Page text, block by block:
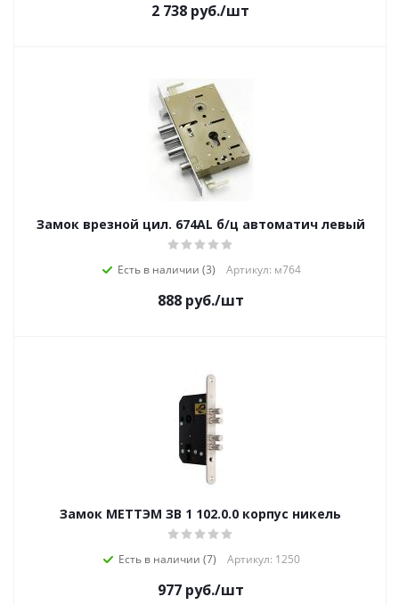
2 738 руб./шт
Замок врезной цил. 674AL б/ц автоматич левый
Есть в наличии (3) Артикул: м764
888руб./шт
Замок МЕТТЭМ ЗВ 1 102.0.0 корпус никель
Есть в наличии (7) Артикул: 1250
977руб./шт